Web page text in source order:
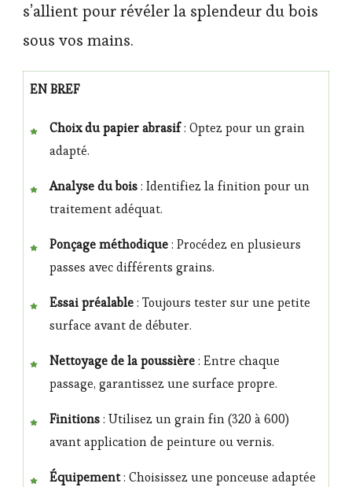
s’allient pour révéler la splendeur du bois
sous vos mains.
EN BREF
Choix du papier abrasif: Optez pour un grain
adapté.
Analyse du bois: Identifiez la finition pour un
traitement adéquat.
Ponçage méthodique: Procédez en plusieurs
passes avec différents grains.
Essai préalable: Toujours tester sur une petite
surface avant de débuter.
Nettoyage de la poussière: Entre chaque
passage, garantissez une surface propre.
Finitions: Utilisez un grain fin (320 à 600)
avant application de peinture ou vernis.
Équipement: Choisissez une ponceuse adaptée